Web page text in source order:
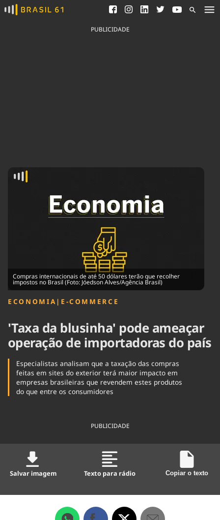
Ver todas as notícias
Saneamento
Indicadores
Agronegócios
Economia
Educação
Infraestrutura
Internacional
Podcast
Política
Saúde
PUBLICIDADE
Compras internacionais de até 50 dólares terão que recolher
impostos no Brasil (Foto: Jóedson Alves/Agência Brasil)
ECONOMIA | E-COMMERCE
'Taxa da blusinha' pode ameaçar
operação de importadoras do país
Especialistas analisam que a taxação das compras
feitas em sites do exterior terá maior impacto em
empresas brasileiras que revendem estes produtos
do que entre os consumidores
PUBLICIDADE
Salvar imagem Texto para rádio Copiar o texto